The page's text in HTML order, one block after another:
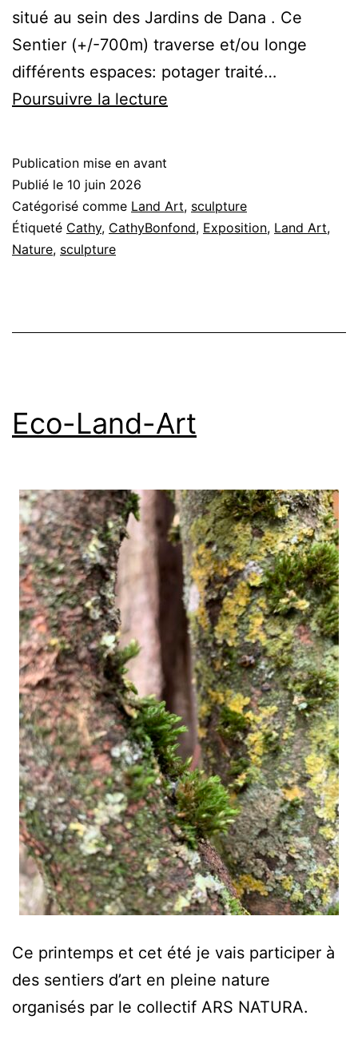
situé au sein des Jardins de Dana . Ce
Sentier (+/-700m) traverse et/ou longe
différents espaces: potager traité…
Poursuivre la lecture
Pont-
à-
Publication mise en avant
Publié le 10 juin 2026
Catégorisé comme Land Art, sculpture
Étiqueté Cathy, CathyBonfond, Exposition, Land Art,
Nature, sculpture
Eco-Land-Art
Ce printemps et cet été je vais participer à
des sentiers d’art en pleine nature
organisés par le collectif ARS NATURA.